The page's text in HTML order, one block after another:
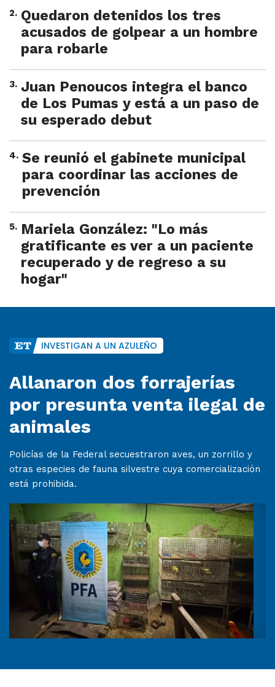
2. Quedaron detenidos los tres
acusados de golpear a un hombre
para robarle
3. Juan Penoucos integra el banco
de Los Pumas y está a un paso de
su esperado debut
4. Se reunió el gabinete municipal
para coordinar las acciones de
prevención
5. Mariela González: "Lo más
gratificante es ver a un paciente
recuperado y de regreso a su
hogar"
INVESTIGAN A UN AZULEÑO
Allanaron dos forrajerías
por presunta venta ilegal de
animales
Policías de la Federal secuestraron aves, un zorrillo y
otras especies de fauna silvestre cuya comercialización
está prohibida.